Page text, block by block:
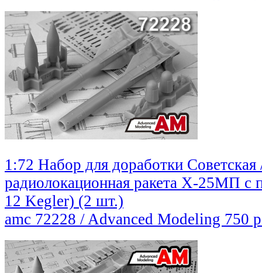
1:72 Набор для доработки Советская
радиолокационная ракета Х-25МП
12 Kegler) (2 шт.)
amc 72228 / Advanced Modeling 750